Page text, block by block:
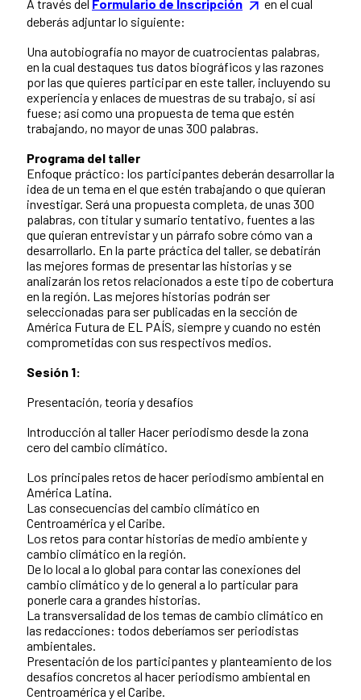
A través del Formulario de Inscripción
en el cual
deberás adjuntar lo siguiente:
Una autobiografía no mayor de cuatrocientas palabras,
en la cual destaques tus datos biográficos y las razones
por las que quieres participar en este taller, incluyendo su
experiencia y enlaces de muestras de su trabajo, si así
fuese; así como una propuesta de tema que estén
trabajando, no mayor de unas 300 palabras.
Programa del taller
Enfoque práctico: los participantes deberán desarrollar la
idea de un tema en el que estén trabajando o que quieran
investigar. Será una propuesta completa, de unas 300
palabras, con titular y sumario tentativo, fuentes a las
que quieran entrevistar y un párrafo sobre cómo van a
desarrollarlo. En la parte práctica del taller, se debatirán
las mejores formas de presentar las historias y se
analizarán los retos relacionados a este tipo de cobertura
en la región. Las mejores historias podrán ser
seleccionadas para ser publicadas en la sección de
América Futura de EL PAÍS, siempre y cuando no estén
comprometidas con sus respectivos medios.
Sesión 1:
Presentación, teoría y desafíos
Introducción al taller Hacer periodismo desde la zona
cero del cambio climático.
Los principales retos de hacer periodismo ambiental en
América Latina.
Las consecuencias del cambio climático en
Centroamérica y el Caribe.
Los retos para contar historias de medio ambiente y
cambio climático en la región.
De lo local a lo global para contar las conexiones del
cambio climático y de lo general a lo particular para
ponerle cara a grandes historias.
La transversalidad de los temas de cambio climático en
las redacciones: todos deberíamos ser periodistas
ambientales.
Presentación de los participantes y planteamiento de los
desafíos concretos al hacer periodismo ambiental en
Centroamérica y el Caribe.